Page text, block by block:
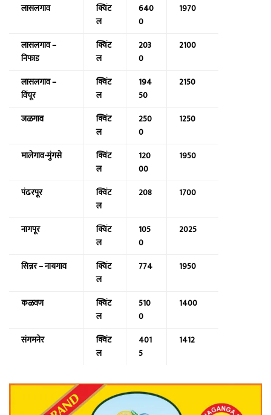
लासलगाव
क्विंट
ल
640
0
1970
लासलगाव –
निफाड
क्विंट
ल
203
0
2100
लासलगाव –
विंचूर
क्विंट
ल
194
50
2150
जळगाव
क्विंट
ल
250
0
1250
मालेगाव-मुंगसे
क्विंट
ल
120
00
1950
पंढरपूर
क्विंट
ल
208 1700
नागपूर
क्विंट
ल
105
0
2025
सिन्नर – नायगाव
क्विंट
ल
774 1950
कळवण
क्विंट
ल
510
0
1400
संगमनेर
क्विंट
ल
401
5
1412